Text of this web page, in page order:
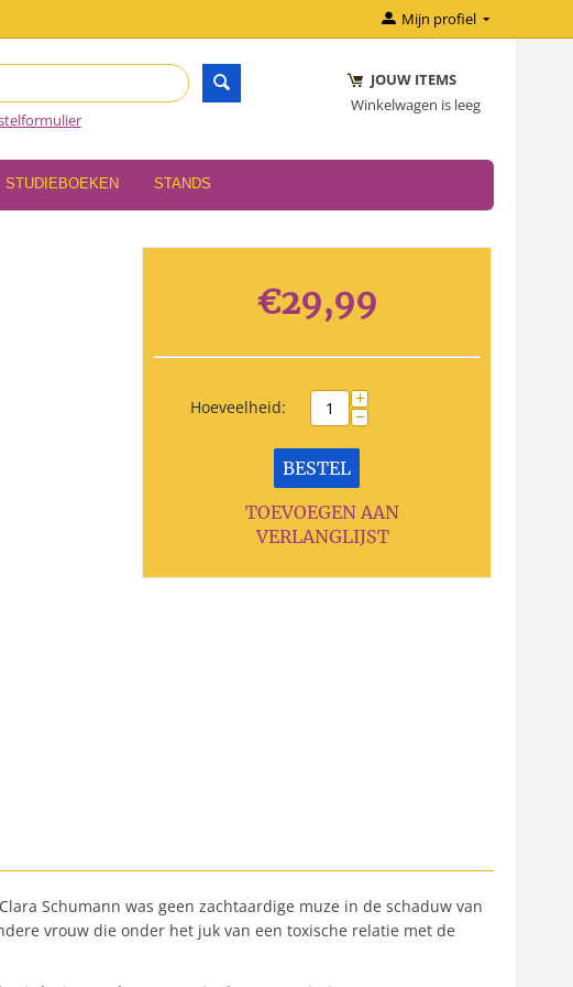
Mijn profiel
JOUW ITEMS
Winkelwagen is leeg
STUDIEBOEKEN STANDS
€29,99
Hoeveelheid: +
−
BESTEL
TOEVOEGEN AAN
VERLANGLIJST
Schumann was geen zachtaardige muze in de schaduw van
vrouw die onder het juk van een toxische relatie met de